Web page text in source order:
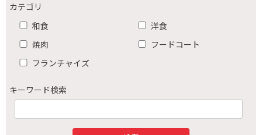
カテゴリ
和食
洋食
焼肉
フードコート
フランチャイズ
キーワード検索